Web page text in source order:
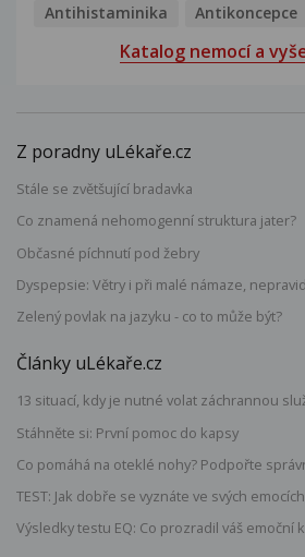
Antihistaminika
Antikoncepce
Katalog nemocí a
Z poradny uLékaře.cz
Stále se zvětšující bradavka
Co znamená nehomogenní struktura jater?
Občasné píchnutí pod žebry
Dyspepsie: Větry i při malé námaze,
Zelený povlak na jazyku - co to může být?
Články uLékaře.cz
13 situací, kdy je nutné volat záchrannou
Stáhněte si: První pomoc do kapsy
Co pomáhá na oteklé nohy? Podpořte
TEST: Jak dobře se vyznáte ve svých
Výsledky testu EQ: Co prozradil váš emoční